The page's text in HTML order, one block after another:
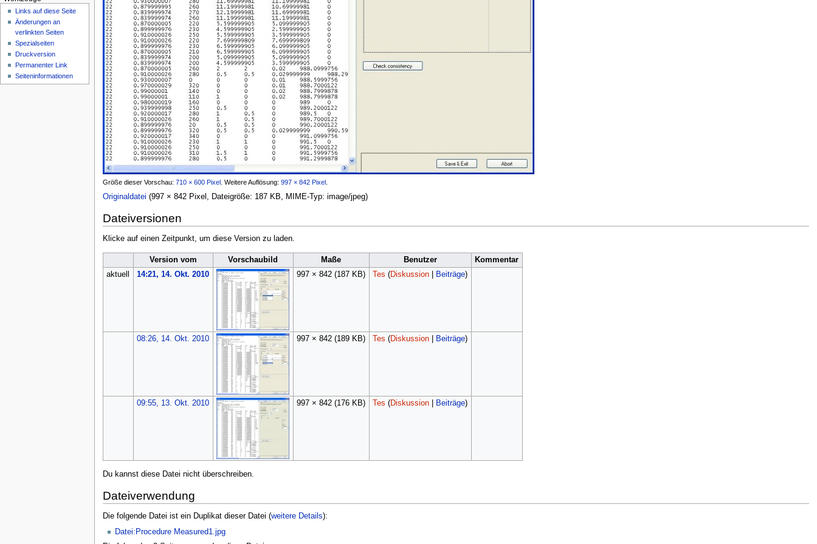
Größe dieser Vorschau: 710 × 600 Pixel. Weitere Auflösung: 997 × 842 Pixel.
Originaldatei (997 × 842 Pixel, Dateigröße: 187 KB, MIME-Typ: image/jpeg)
Dateiversionen
Klicke auf einen Zeitpunkt, um diese Version zu laden.
Version vom Vorschaubild Maße Benutzer
Kommentar
aktuell
14:21, 14. Okt. 2010 997 × 842 (187 KB) Tes (Diskussion| Beiträge)
08:26, 14. Okt. 2010 997 × 842 (189 KB) Tes (Diskussion| Beiträge)
09:55, 13. Okt. 2010 997 × 842 (176 KB) Tes (Diskussion| Beiträge)
Du kannst diese Datei nicht überschreiben.
Dateiverwendung
Die folgende Datei ist ein Duplikat dieser Datei (weitere Details):
Datei:Procedure Measured1.jpg
n
Links auf diese Seite
Änderungen an
verlinkten Seiten
Spezialseiten
Druckversion
Permanenter Link
Seiten­­informationen